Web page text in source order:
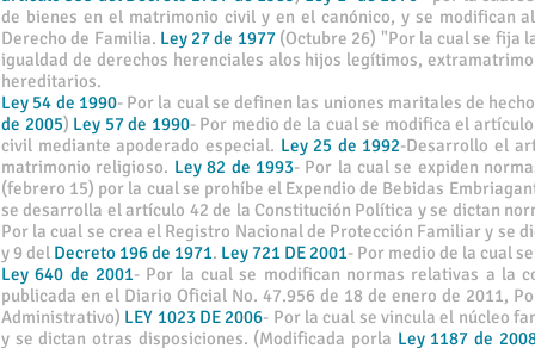
de bienes en el matrimonio civil y en el canónico, y se modifican
Derecho de Familia. Ley 27 de 1977(Octubre 26) "Por la cual se fija
igualdad de derechos herenciales alos hijos legítimos,
hereditarios.
Ley 54 de 1990- Por la cual se definen las uniones maritales de
de 2005) Ley 57 de 1990- Por medio de la cual se modifica el
civil mediante apoderado especial. Ley 25 de 1992-Desarrollo el
matrimonio religioso. Ley 82 de 1993- Por la cual se expiden
(febrero 15) por la cual se prohíbe el Expendio de Bebidas
se desarrolla el artículo 42 de la Constitución Política y se dictan
Por la cual se crea el Registro Nacional de Protección Familiar y se
y 9 del Decreto 196 de 1971. Ley 721 DE 2001- Por medio de la cual
Ley 640 de 2001- Por la cual se modifican normas relativas a la
publicada en el Diario Oficial No. 47.956 de 18 de enero de 2011,
Administrativo) LEY 1023 DE 2006- Por la cual se vincula el núcleo
y se dictan otras disposiciones. (Modificada porla Ley 1187 de